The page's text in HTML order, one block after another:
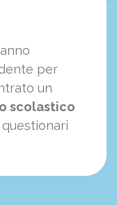
per
un
scolastico
questionari